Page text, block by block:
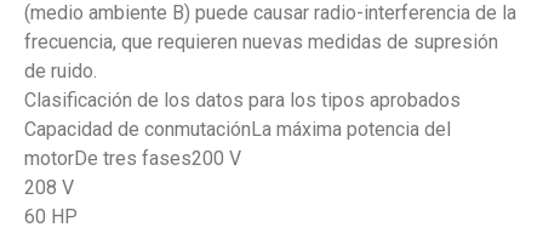
(medio ambiente B) puede causar radio-interferencia de la
frecuencia, que requieren nuevas medidas de supresión
de ruido.
Clasificación de los datos para los tipos aprobados
Capacidad de conmutaciónLa máxima potencia del
motorDe tres fases200 V
208 V
60 HP